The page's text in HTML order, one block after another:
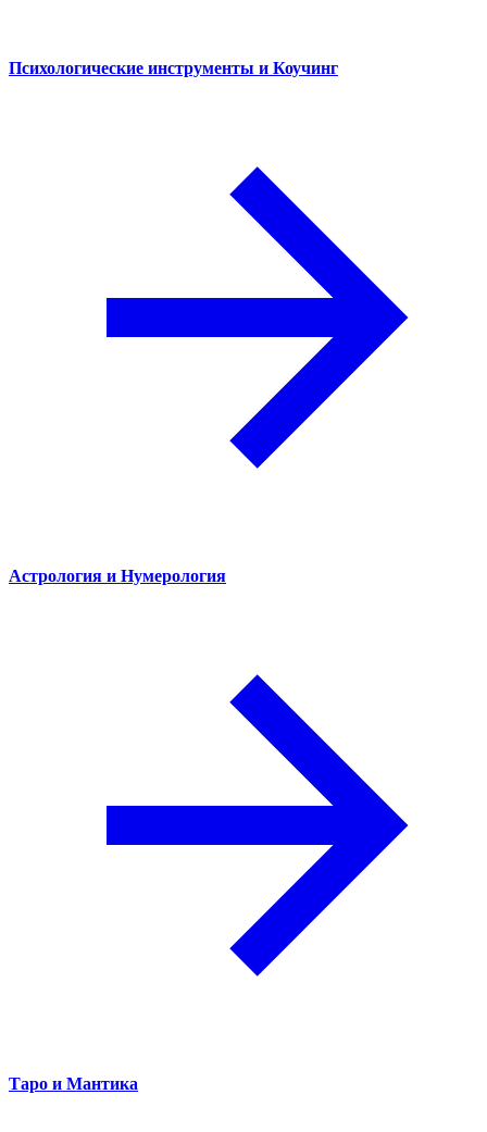
Психологические инструменты и Коучинг
Астрология и Нумерология
Таро и Мантика